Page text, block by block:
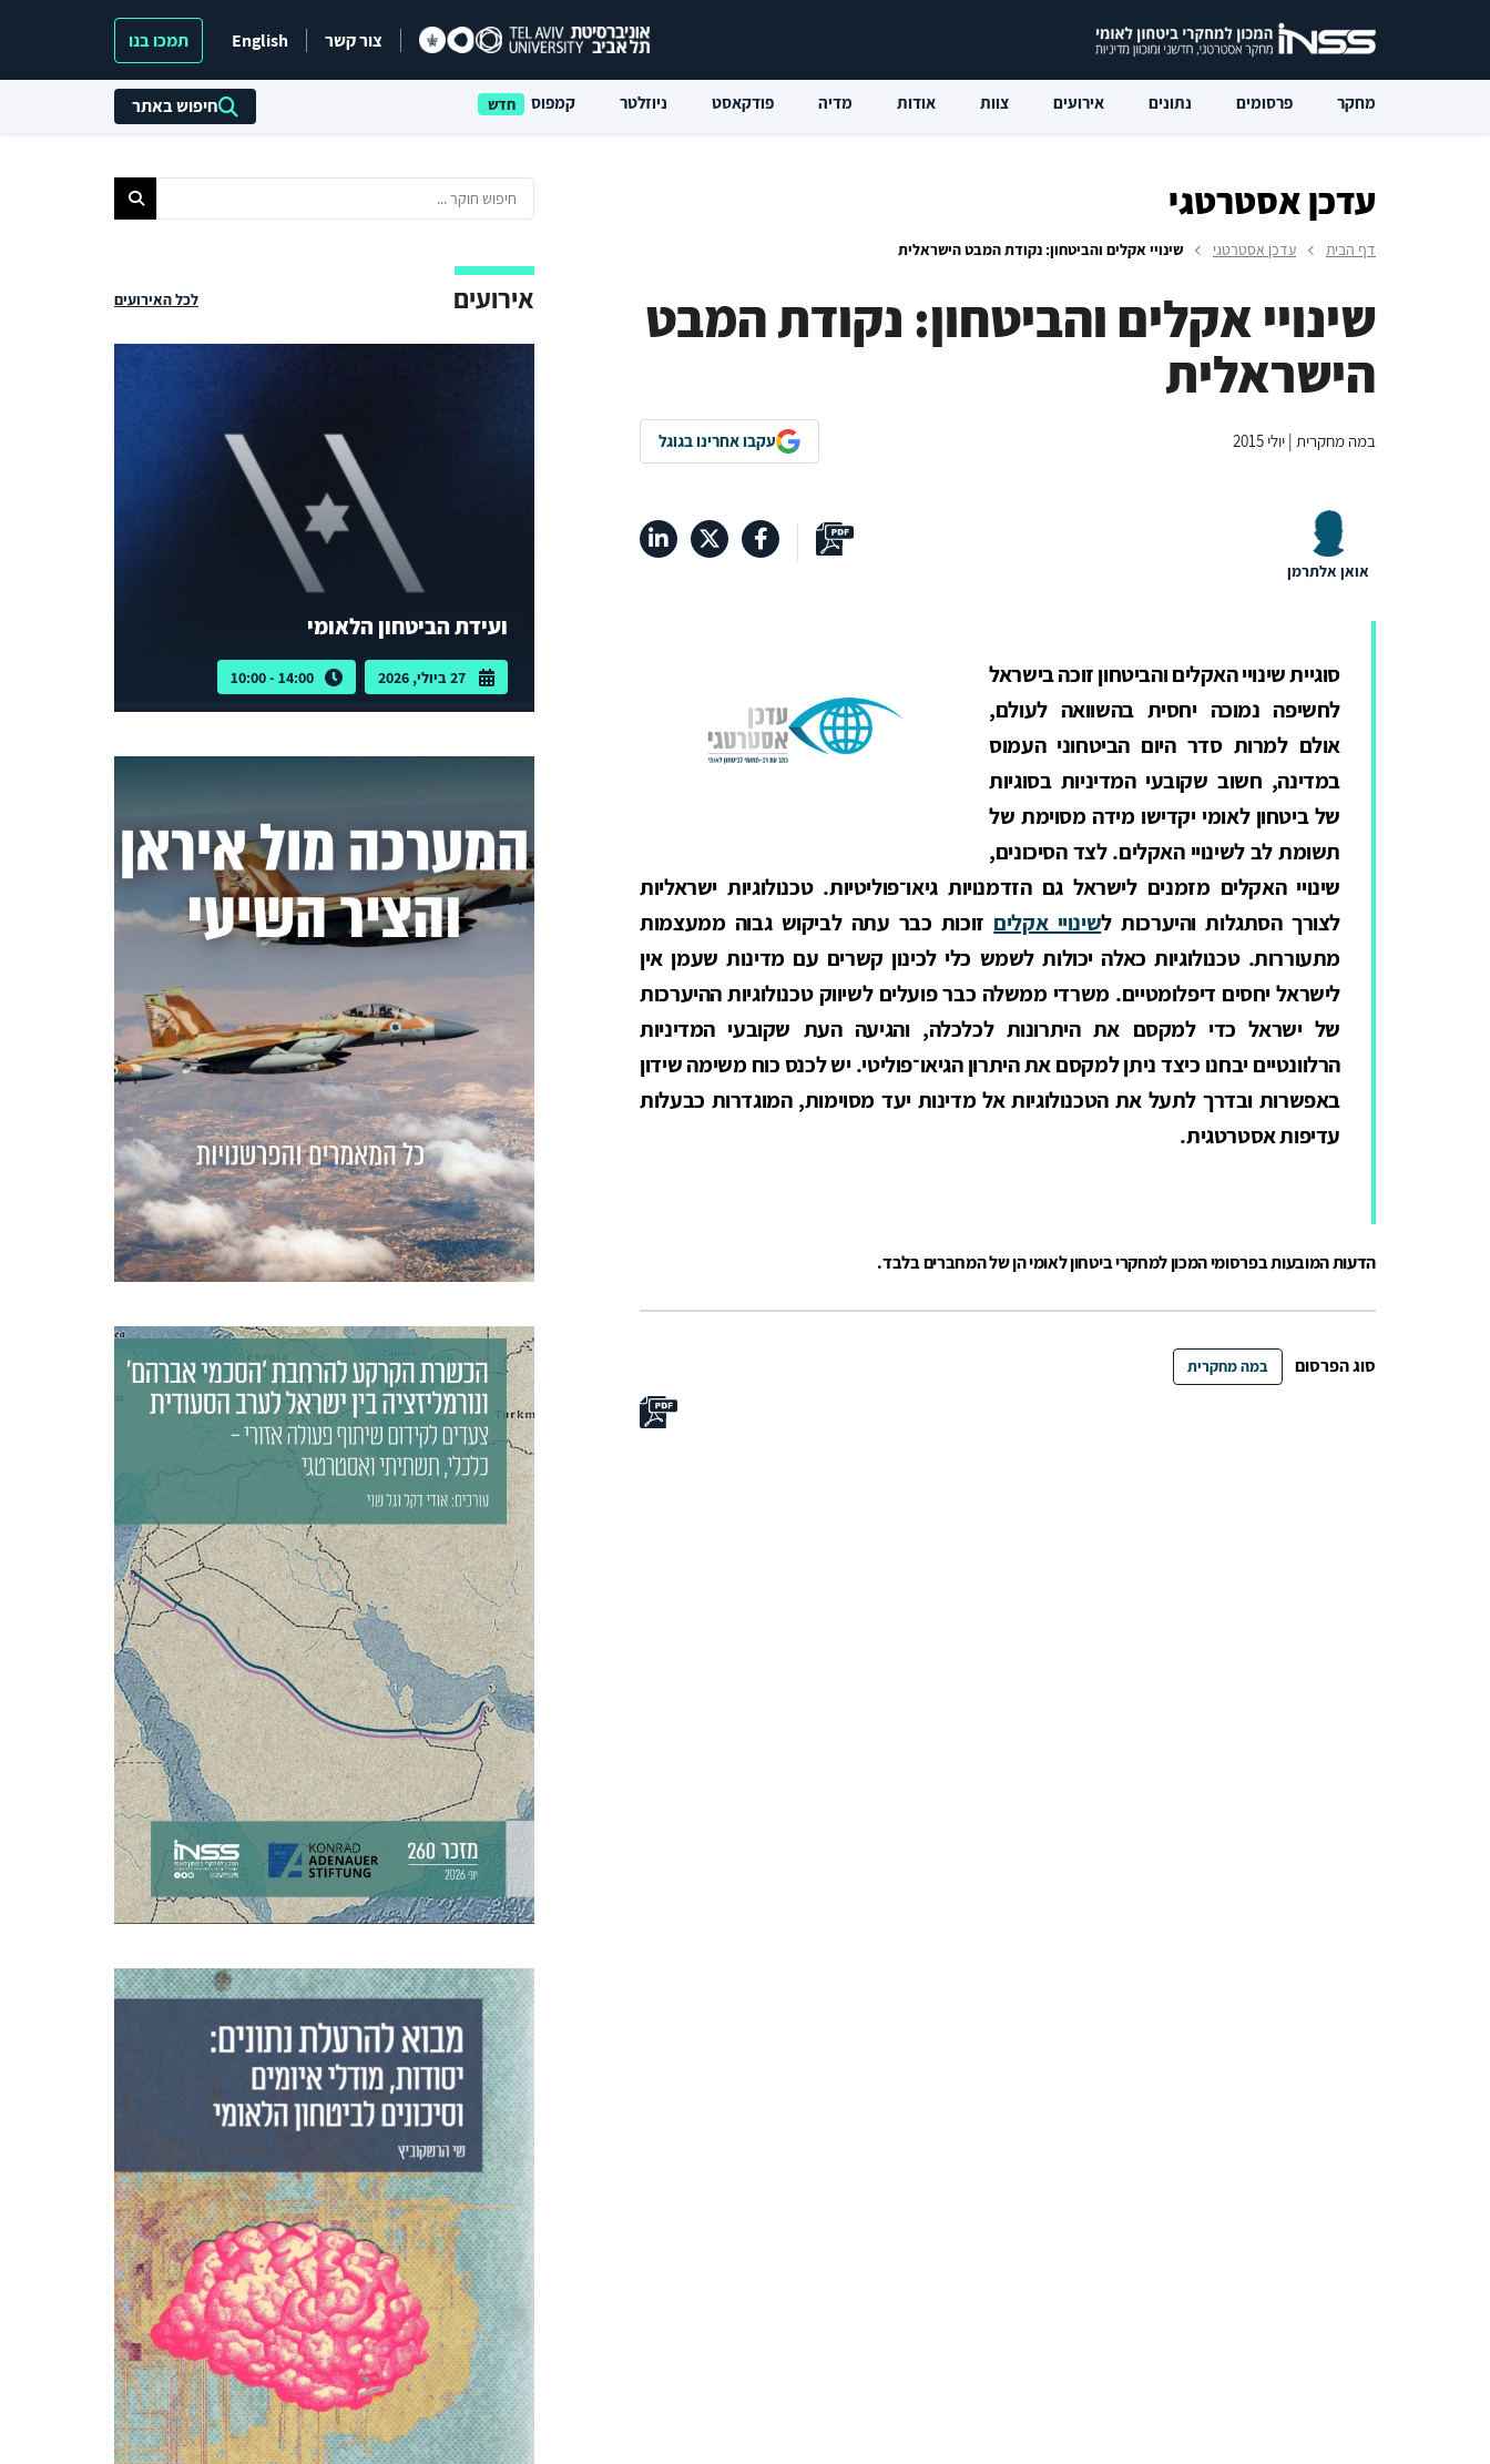
צור קשר English תמכו בנו
מחקר פרסומים נתונים אירועים צוות אודות מדיה פודקאסט ניוזלטר קמפוס חיפוש באתר
עדכן אסטרטגי
דף הבית עדכן אסטרטגי שינויי אקלים והביטחון: נקודת המבט הישראלית
שינויי אקלים והביטחון: נקודת המבט
הישראלית
במה מחקרית | יולי 2015 עקבו אחרינו בגוגל
אואן אלתרמן
סוגיית שינויי האקלים והביטחון זוכה בישראל
לחשיפה נמוכה יחסית בהשוואה לעולם,
אולם למרות סדר היום הביטחוני העמוס
במדינה, חשוב שקובעי המדיניות בסוגיות
של ביטחון לאומי יקדישו מידה מסוימת של
תשומת לב לשינויי האקלים. לצד הסיכונים,
שינויי האקלים מזמנים לישראל גם הזדמנויות גיאו־פוליטיות. טכנולוגיות ישראליות
לצורך הסתגלות והיערכות לשינויי אקלים זוכות כבר עתה לביקוש גבוה ממעצמות
מתעוררות. טכנולוגיות כאלה יכולות לשמש כלי לכינון קשרים עם מדינות שעמן אין
לישראל יחסים דיפלומטיים. משרדי ממשלה כבר פועלים לשיווק טכנולוגיות ההיערכות
של ישראל כדי למקסם את היתרונות לכלכלה, והגיעה העת שקובעי המדיניות
הרלוונטיים יבחנו כיצד ניתן למקסם את היתרון הגיאו־פוליטי. יש לכנס כוח משימה שידון
באפשרות ובדרך לתעל את הטכנולוגיות אל מדינות יעד מסוימות, המוגדרות כבעלות
עדיפות אסטרטגית.
הדעות המובעות בפרסומי המכון למחקרי ביטחון לאומי הן של המחברים בלבד.
סוג הפרסום במה מחקרית
אירועים לכל האירועים
ועידת הביטחון הלאומי
27 ביולי, 2026 14:00 - 10:00